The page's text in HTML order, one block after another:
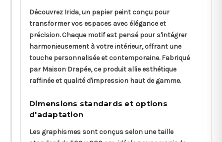
Découvrez Irida, un papier peint conçu pour
transformer vos espaces avec élégance et
précision. Chaque motif est pensé pour s'intégrer
harmonieusement à votre intérieur, offrant une
touche personnalisée et contemporaine. Fabriqué
par Maison Drapée, ce produit allie esthétique
raffinée et qualité d'impression haut de gamme.
Dimensions standards et options
d'adaptation
Les graphismes sont conçus selon une taille